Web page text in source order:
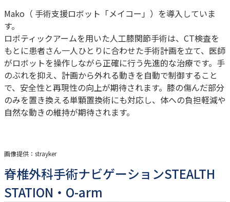
〒230-0062 横浜市鶴見区豊岡町21-1
TEL：
交通アクセスはこちら
診療予約
電話受付時間
健診・人間ドック予約
乳腺外科
麻酔科
睡眠時無呼吸症候群
（SAS）外来
リハビリテーション科
事務職その他採用
お知らせ
厚生労働省大臣が定める掲示事項
患者さんの権利と義務
取材・撮影ご希望の方へ
Mako（ 手術支援ロボット「メイコー」）を導入していま
す。
ロボティックアームを用いた人工膝関節手術は、CT検査を
もとに患者さん一人ひとりに合わせた手術計画を立て、医師
がロボットを操作しながら正確に行う先進的な治療です。手
のぶれを抑え、計画から外れる動きを自動で制御すること
で、安全性と再現性の向上が期待されます。膝の傷んだ部分
のみを置き換える単顆置換術にも対応し、体への負担軽減や
自然な動きの維持が期待されます。
画像提供：strayker
脊椎外科手術ナビゲーションSTEALTH
STATION・O-arm